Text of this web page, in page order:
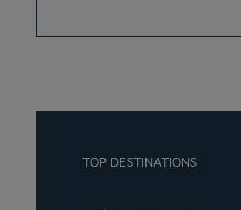
TOP DESTINATIONS